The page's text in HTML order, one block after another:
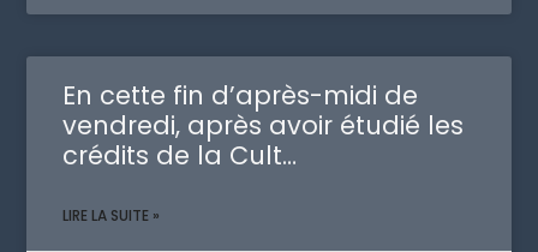
En cette fin d’après-midi de
vendredi, après avoir étudié les
crédits de la Cult…
LIRE LA SUITE »